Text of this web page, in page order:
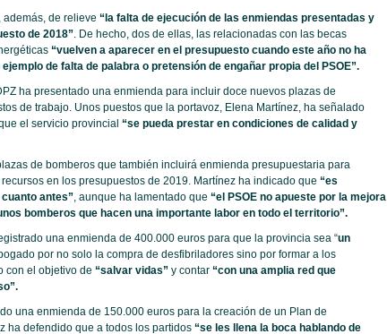
además, de relieve “la falta de ejecución de las enmiendas presentadas y
de 2018”. De hecho, dos de ellas, las relacionadas con las becas
“vuelven a aparecer en el presupuesto cuando este año no ha
de falta de palabra o pretensión de engañar propia del PSOE”.
ha presentado una enmienda para incluir doce nuevos plazas de
de trabajo. Unos puestos que la portavoz, Elena Martínez, ha señalado
el servicio provincial “se pueda prestar en condiciones de calidad y
de bomberos que también incluirá enmienda presupuestaria para
en los presupuestos de 2019. Martínez ha indicado que “es
antes”, aunque ha lamentado que “el PSOE no apueste por la mejora
bomberos que hacen una importante labor en todo el territorio”.
una enmienda de 400.000 euros para que la provincia sea “un
por no solo la compra de desfibriladores sino por formar a los
con el objetivo de “salvar vidas” y contar “con una amplia red que
una enmienda de 150.000 euros para la creación de un Plan de
ha defendido que a todos los partidos “se les llena la boca hablando de